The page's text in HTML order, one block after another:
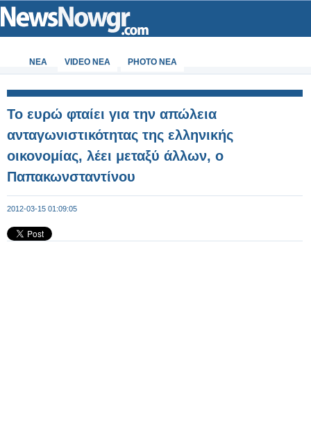
ΝΕΑ VIDEO NEA PHOTO NEA
Το ευρώ φταίει για την απώλεια
ανταγωνιστικότητας της ελληνικής
οικονομίας, λέει μεταξύ άλλων, ο
Παπακωνσταντίνου
2012-03-15 01:09:05